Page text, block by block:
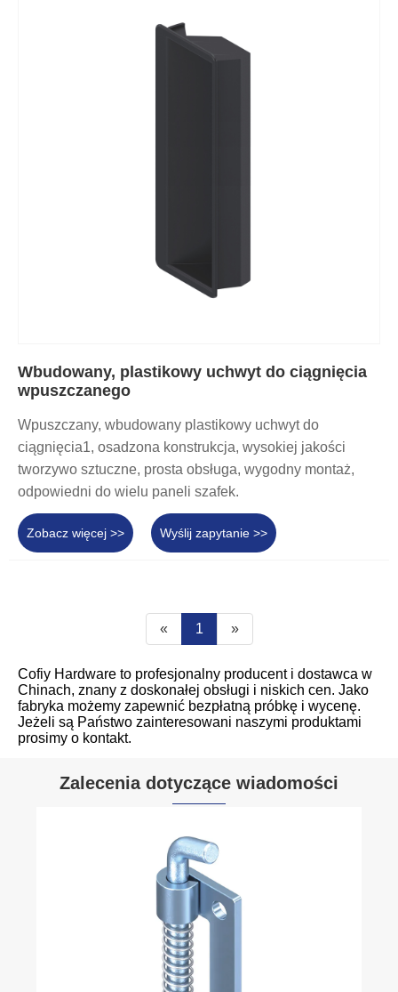
Wbudowany, plastikowy uchwyt do ciągnięcia
wpuszczanego
Wpuszczany, wbudowany plastikowy uchwyt do
ciągnięcia1, osadzona konstrukcja, wysokiej jakości
tworzywo sztuczne, prosta obsługa, wygodny montaż,
odpowiedni do wielu paneli szafek.
Zobacz więcej >> Wyślij zapytanie >>
« 1 »
Cofiy Hardware to profesjonalny producent i dostawca w
Chinach, znany z doskonałej obsługi i niskich cen. Jako
fabryka możemy zapewnić bezpłatną próbkę i wycenę.
Jeżeli są Państwo zainteresowani naszymi produktami
prosimy o kontakt.
Zalecenia dotyczące wiadomości